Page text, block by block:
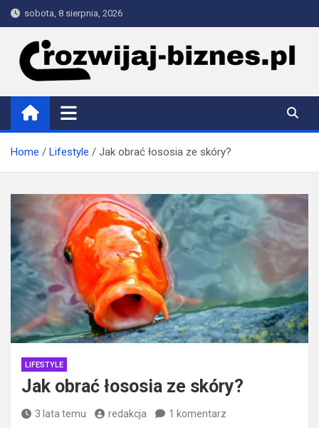
Skip
to
content
sobota, 8 sierpnia, 2026
rozwijaj-biznes.pl
Home Lifestyle Jak obrać łososia ze skóry?
LIFESTYLE
Jak obrać łososia ze skóry?
3 lata temu redakcja 1 komentarz